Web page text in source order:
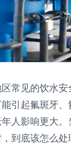
常见的饮水安
引起氟斑牙
人影响更大。
到底该怎么处